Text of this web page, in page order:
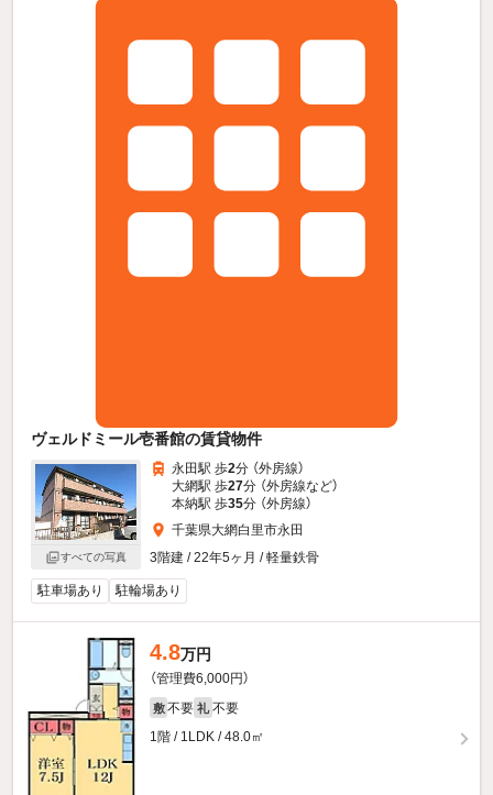
ヴェルドミール壱番館の賃貸物件
すべての写真
永田駅 歩2分 （外房線）
大網駅 歩27分 （外房線など）
本納駅 歩35分 （外房線）
千葉県大網白里市永田
3階建 / 22年5ヶ月 / 軽量鉄骨
駐車場あり 駐輪場あり
4.8万円
（管理費6,000円）
敷 不要 礼 不要
1階 / 1LDK / 48.0㎡